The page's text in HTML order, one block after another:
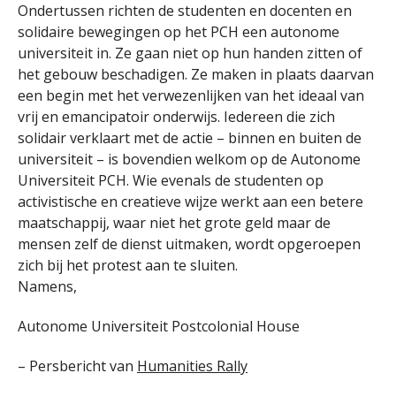
Ondertussen richten de studenten en docenten en
solidaire bewegingen op het PCH een autonome
universiteit in. Ze gaan niet op hun handen zitten of
het gebouw beschadigen. Ze maken in plaats daarvan
een begin met het verwezenlijken van het ideaal van
vrij en emancipatoir onderwijs. Iedereen die zich
solidair verklaart met de actie – binnen en buiten de
universiteit – is bovendien welkom op de Autonome
Universiteit PCH. Wie evenals de studenten op
activistische en creatieve wijze werkt aan een betere
maatschappij, waar niet het grote geld maar de
mensen zelf de dienst uitmaken, wordt opgeroepen
zich bij het protest aan te sluiten.
Namens,
Autonome Universiteit Postcolonial House
– Persbericht van Humanities Rally